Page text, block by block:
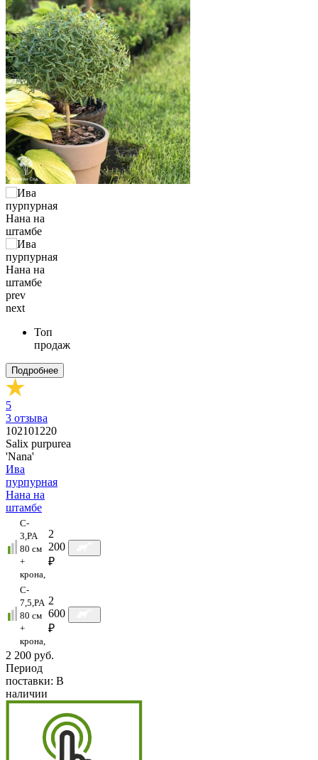
prev
next
Топ
продаж
Подробнее
5
3 отзыва
102101220
Salix purpurea
'Nana'
Ива
пурпурная
Нана на
штамбе
C-
3,PA
80 см
+
крона,
2
200
₽
C-
7,5,PA
80 см
+
крона,
2
600
₽
2 200 руб.
Период
поставки: В
наличии